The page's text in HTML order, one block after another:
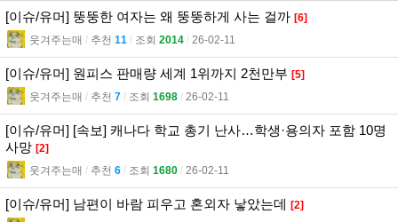
[이슈/유머] 뚱뚱한 여자는 왜 뚱뚱하게 사는 걸까 [6]
웃겨주는매 l 추천 11 l 조회 2014 l 26-02-11
[이슈/유머] 원피스 판매량 세계 1위까지 2천만부 [5]
웃겨주는매 l 추천 7 l 조회 1698 l 26-02-11
[이슈/유머] [속보] 캐나다 학교 총기 난사…학생·용의자 포함 10명
사망 [2]
웃겨주는매 l 추천 6 l 조회 1680 l 26-02-11
[이슈/유머] 남편이 바람 피우고 혼외자 낳았는데 [2]